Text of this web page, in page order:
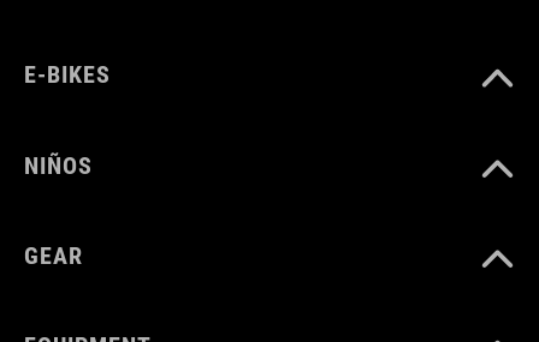
E-BIKES
NIÑOS
GEAR